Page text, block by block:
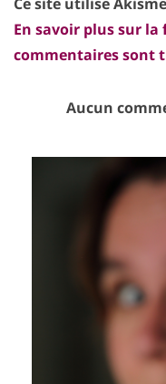
En savoir plus sur la
commentaires sont
Aucun